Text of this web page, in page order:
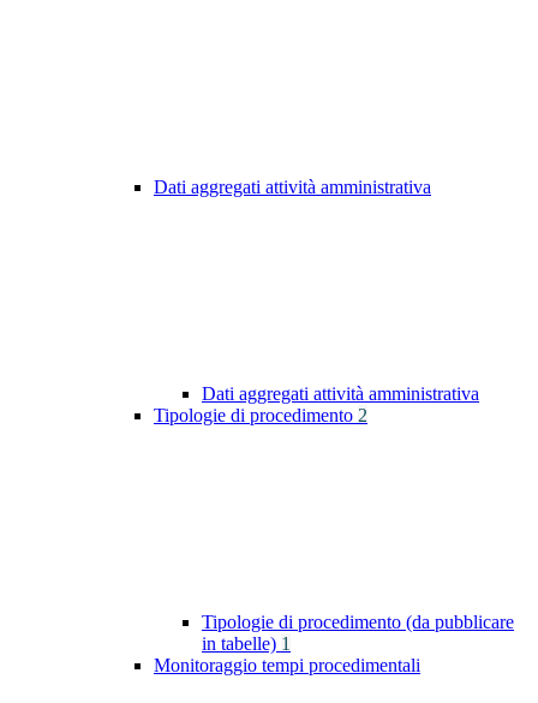
Dati aggregati attività amministrativa
Dati aggregati attività amministrativa
Tipologie di procedimento 2
Tipologie di procedimento (da pubblicare
in tabelle) 1
Monitoraggio tempi procedimentali